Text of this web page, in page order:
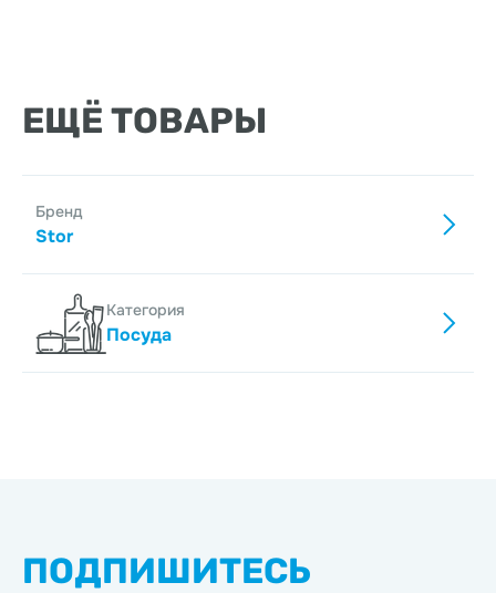
ЕЩЁ ТОВАРЫ
Бренд
Stor
Категория
Посуда
ПОДПИШИТЕСЬ